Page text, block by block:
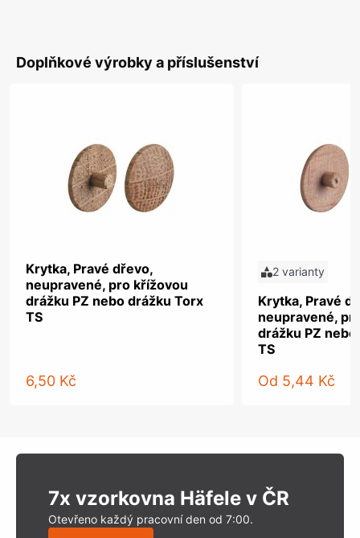
Doplňkové výrobky a příslušenství
Krytka, Pravé dřevo,
neupravené, pro křížovou
drážku PZ nebo drážku Torx
TS
6,50 Kč
2 varianty
Krytka, Pravé
neupravené,
drážku PZ
TS
Od 5,44 Kč
7x vzorkovna Häfele v ČR
Otevřeno každý pracovní den od 7:00.